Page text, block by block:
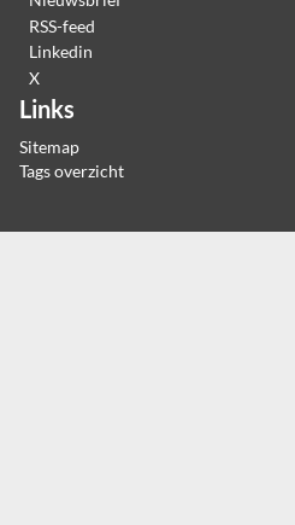
RSS-feed
Linkedin
X
Links
Sitemap
Tags overzicht